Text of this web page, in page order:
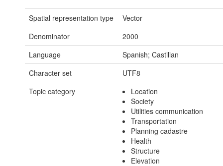
Spatial representation type
Vector
Denominator
2000
Language
Spanish; Castilian
Character set
UTF8
Topic category
Location
Society
Utilities communication
Transportation
Planning cadastre
Health
Structure
Elevation